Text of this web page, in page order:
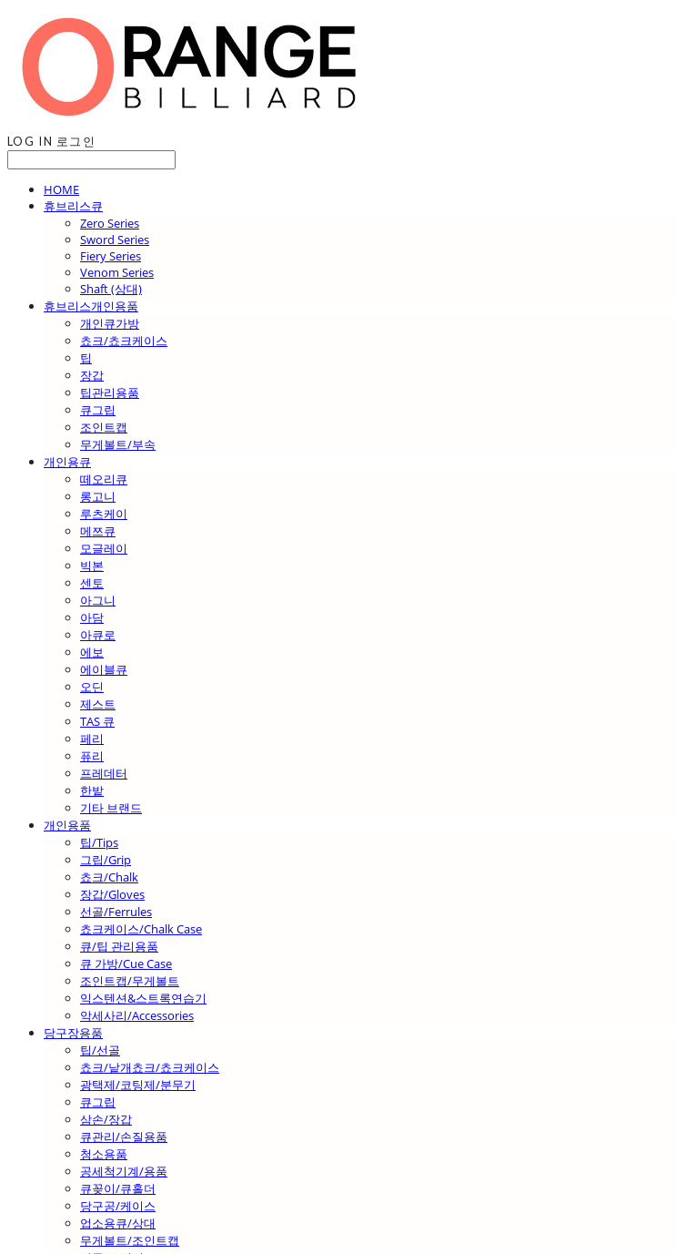
LOG IN 로그인
HOME
휴브리스큐
Zero Series
Sword Series
Fiery Series
Venom Series
Shaft (상대)
휴브리스개인용품
개인큐가방
쵸크/쵸크케이스
팁
장갑
팁관리용품
큐그립
조인트캡
무게볼트/부속
개인용큐
떼오리큐
롱고니
루츠케이
메쯔큐
모글레이
빅본
센토
아그니
아담
아큐로
에보
에이블큐
오딘
제스트
TAS 큐
페리
퓨리
프레데터
한밭
기타 브랜드
개인용품
팁/Tips
그립/Grip
쵸크/Chalk
장갑/Gloves
선골/Ferrules
쵸크케이스/Chalk Case
큐/팁 관리용품
큐 가방/Cue Case
조인트캡/무게볼트
익스텐션&스트록연습기
악세사리/Accessories
당구장용품
팁/선골
쵸크/낱개쵸크/쵸크케이스
광택제/코팅제/분무기
큐그립
삼손/장갑
큐관리/손질용품
청소용품
공세척기계/용품
큐꽂이/큐홀더
당구공/케이스
업소용큐/상대
무게볼트/조인트캡